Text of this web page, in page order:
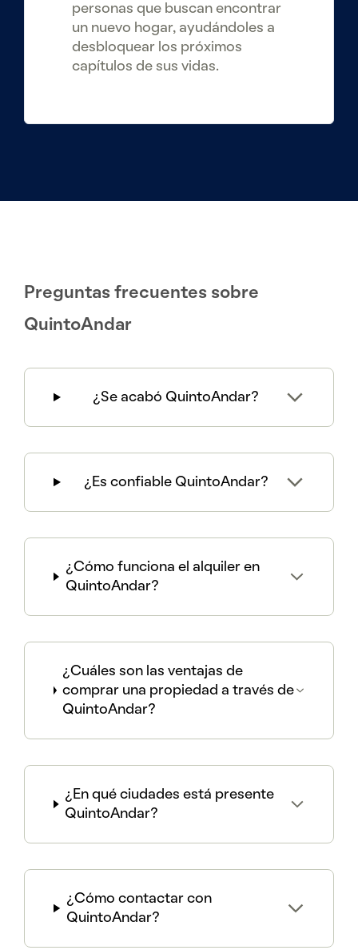
personas que buscan encontrar
un nuevo hogar, ayudándoles a
desbloquear los próximos
capítulos de sus vidas.
Preguntas frecuentes sobre
QuintoAndar
¿Se acabó QuintoAndar?
¿Es confiable QuintoAndar?
¿Cómo funciona el alquiler en
QuintoAndar?
¿Cuáles son las ventajas de
comprar una propiedad a través de
QuintoAndar?
¿En qué ciudades está presente
QuintoAndar?
¿Cómo contactar con
QuintoAndar?